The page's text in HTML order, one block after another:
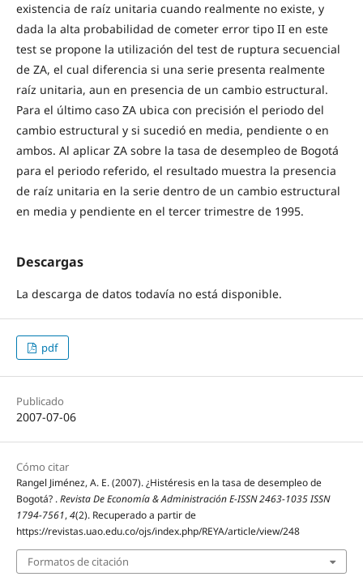
existencia de raíz unitaria cuando realmente no existe, y
dada la alta probabilidad de cometer error tipo II en este
test se propone la utilización del test de ruptura secuencial
de ZA, el cual diferencia si una serie presenta realmente
raíz unitaria, aun en presencia de un cambio estructural.
Para el último caso ZA ubica con precisión el periodo del
cambio estructural y si sucedió en media, pendiente o en
ambos. Al aplicar ZA sobre la tasa de desempleo de Bogotá
para el periodo referido, el resultado muestra la presencia
de raíz unitaria en la serie dentro de un cambio estructural
en media y pendiente en el tercer trimestre de 1995.
Descargas
La descarga de datos todavía no está disponible.
pdf
Publicado
2007-07-06
Cómo citar
Rangel Jiménez, A. E. (2007). ¿Histéresis en la tasa de desempleo de
Bogotá? .Revista De Economía & Administración E-ISSN 2463-1035 ISSN
1794-7561, 4(2). Recuperado a partir de
https://revistas.uao.edu.co/ojs/index.php/REYA/article/view/248
Formatos de citación